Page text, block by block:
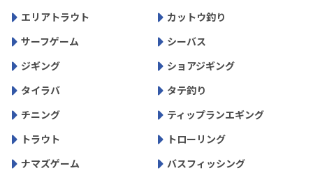
エリアトラウト
カットウ釣り
サーフゲーム
シーバス
ジギング
ショアジギング
タイラバ
タテ釣り
チニング
ティップランエギング
トラウト
トローリング
ナマズゲーム
バスフィッシング